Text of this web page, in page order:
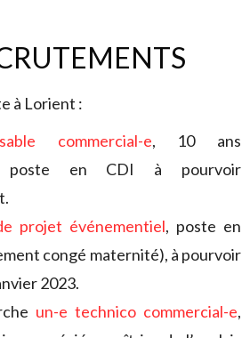
à Lorient :
commercial-e, 10 ans
poste en CDI à pourvoir
projet événementiel, poste en
congé maternité), à pourvoir
2023.
un-e technico commercial-e,